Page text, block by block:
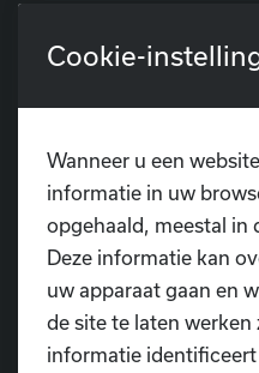
Belangrijke data
Cookie-
Wanneer u een
informatie in uw
opgehaald, meestal in
Deze informatie kan
uw apparaat gaan en
de site te laten
informatie
Heb je